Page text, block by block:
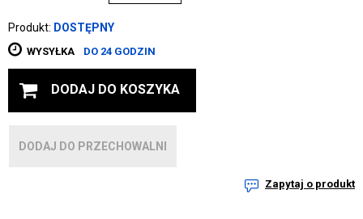
Produkt: DOSTĘPNY
WYSYŁKA DO 24 GODZIN
DODAJ DO KOSZYKA
DODAJ DO PRZECHOWALNI
Zapytaj o produkt